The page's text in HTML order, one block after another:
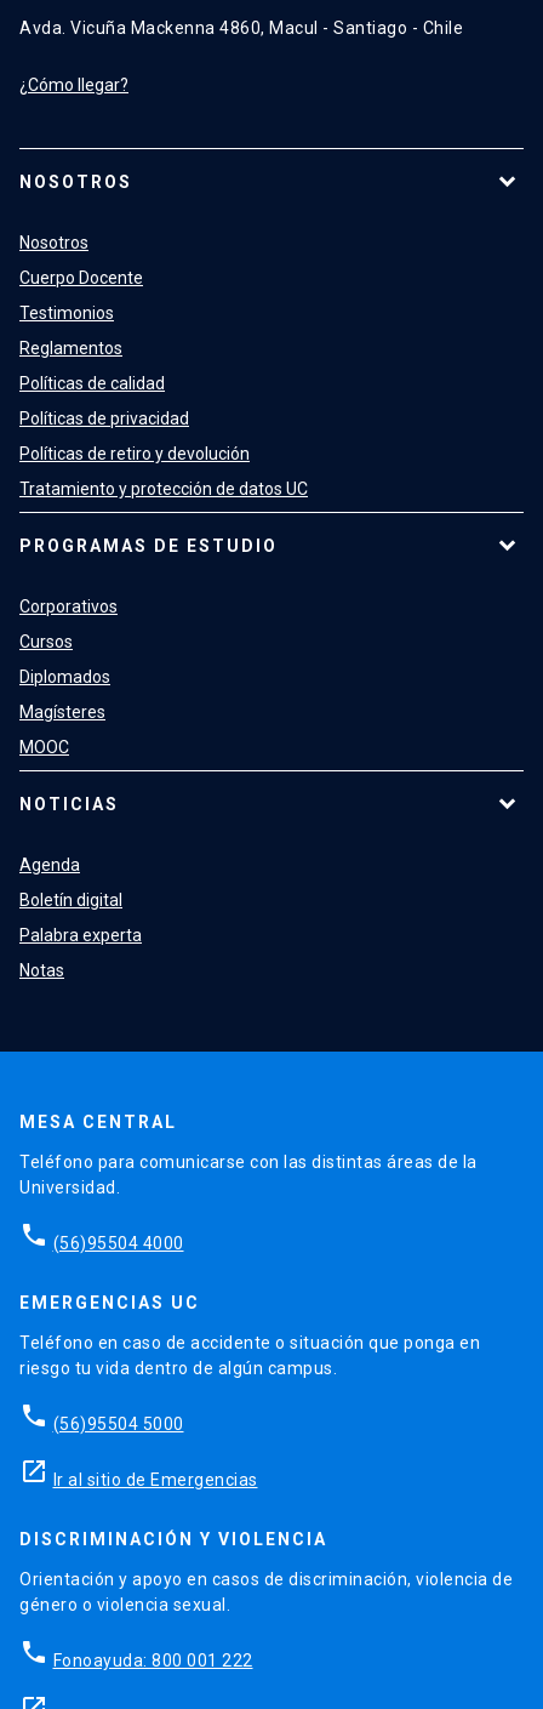
Avda. Vicuña Mackenna 4860, Macul - Santiago - Chile
¿Cómo llegar?
NOSOTROS
Nosotros
Cuerpo Docente
Testimonios
Reglamentos
Políticas de calidad
Políticas de privacidad
Políticas de retiro y devolución
Tratamiento y protección de datos UC
PROGRAMAS DE ESTUDIO
Corporativos
Cursos
Diplomados
Magísteres
MOOC
NOTICIAS
Agenda
Boletín digital
Palabra experta
Notas
MESA CENTRAL
Teléfono para comunicarse con las distintas áreas de la
Universidad.
phone (56)95504 4000
EMERGENCIAS UC
Teléfono en caso de accidente o situación que ponga en
riesgo tu vida dentro de algún campus.
phone (56)95504 5000
launch Ir al sitio de Emergencias
DISCRIMINACIÓN Y VIOLENCIA
Orientación y apoyo en casos de discriminación, violencia de
género o violencia sexual.
phone Fonoayuda: 800 001 222